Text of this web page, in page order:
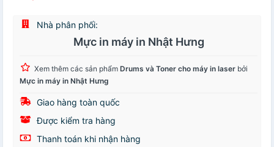
Nhà phân phối:
Mực in máy in Nhật Hưng
Xem thêm các sản phẩm Drums và Toner cho máy in laser bởi
Mực in máy in Nhật Hưng
Giao hàng toàn quốc
Được kiểm tra hàng
Thanh toán khi nhận hàng